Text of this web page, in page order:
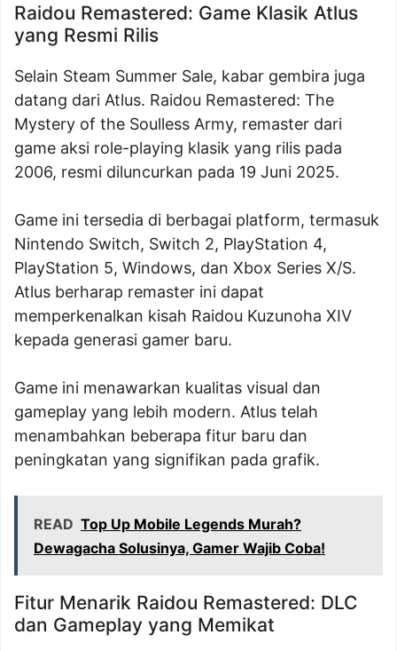
Raidou Remastered: Game Klasik Atlus
yang Resmi Rilis
Selain Steam Summer Sale, kabar gembira juga
datang dari Atlus. Raidou Remastered: The
Mystery of the Soulless Army, remaster dari
game aksi role-playing klasik yang rilis pada
2006, resmi diluncurkan pada 19 Juni 2025.
Game ini tersedia di berbagai platform, termasuk
Nintendo Switch, Switch 2, PlayStation 4,
PlayStation 5, Windows, dan Xbox Series X/S.
Atlus berharap remaster ini dapat
memperkenalkan kisah Raidou Kuzunoha XIV
kepada generasi gamer baru.
Game ini menawarkan kualitas visual dan
gameplay yang lebih modern. Atlus telah
menambahkan beberapa fitur baru dan
peningkatan yang signifikan pada grafik.
READ Top Up Mobile Legends Murah?
Dewagacha Solusinya, Gamer Wajib Coba!
Fitur Menarik Raidou Remastered: DLC
dan Gameplay yang Memikat